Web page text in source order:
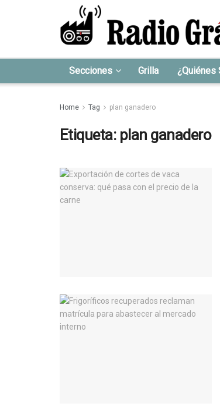
Secciones Grilla ¿Quiénes
Home Tag plan ganadero
Etiqueta: plan ganadero